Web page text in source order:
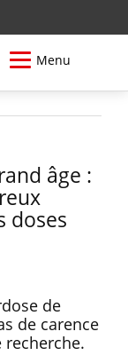
Menu
âge :
doses
de
de carence